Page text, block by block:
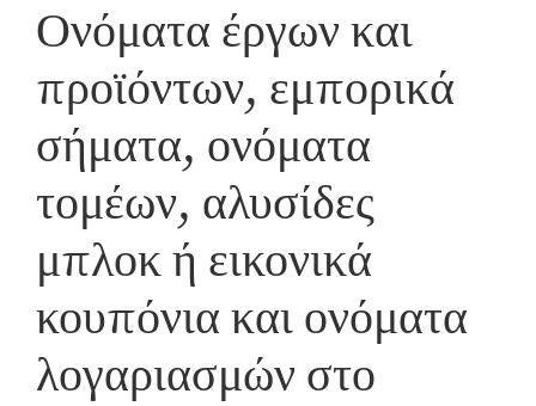
Ονόματα έργων και
προϊόντων, εμπορικά
σήματα, ονόματα
τομέων, αλυσίδες
μπλοκ ή εικονικά
κουπόνια και ονόματα
λογαριασμών στο